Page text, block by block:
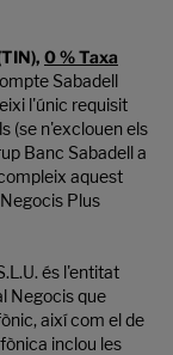
0 % Taxa
Sabadell
l'únic requisit
(se n'exclouen els
Banc Sabadell a
aquest
Plus
és l'entitat
Negocis que
així com el de
inclou les